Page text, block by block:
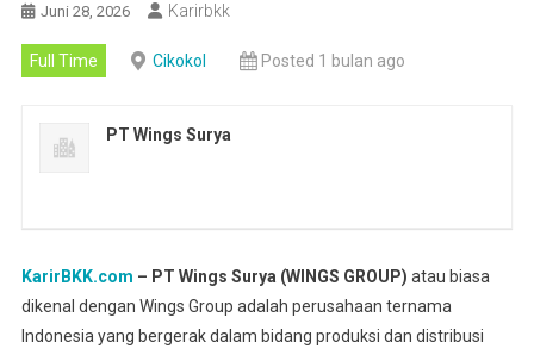
Juni 28, 2026 Karirbkk
Full Time Cikokol Posted 1 bulan ago
PT Wings Surya
KarirBKK.com – PT Wings Surya (WINGS GROUP) atau biasa
dikenal dengan Wings Group adalah perusahaan ternama
Indonesia yang bergerak dalam bidang produksi dan distribusi